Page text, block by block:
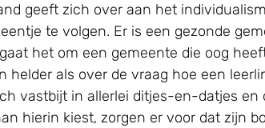
geeft zich over aan het
te volgen. Er is een gezonde
het om een gemeente die oog
helder als over de vraag hoe een
vastbijt in allerlei ditjes-en-datjes
hierin kiest, zorgen er voor dat zijn